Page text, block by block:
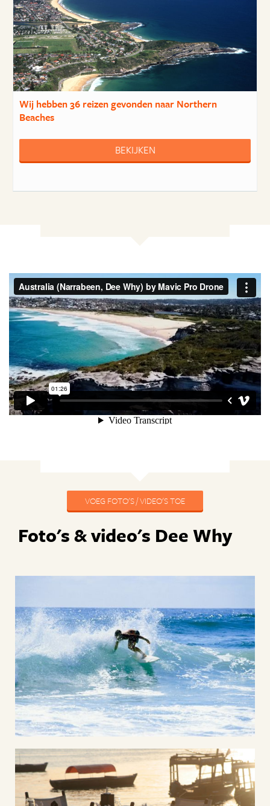
Wij hebben36 reizengevonden naar Northern
Beaches
BEKIJKEN
VOEG FOTO'S / VIDEO'S TOE
Foto's & video's Dee Why